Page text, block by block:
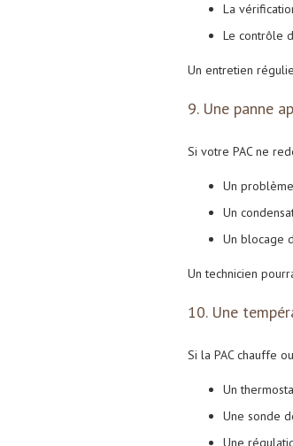
La
Le contrôle
Un entretien
9. Une panne
Si votre PAC ne
Un
Un
Un blocage
Un technicien
10. Une
Si la PAC chauffe
Un
Une sonde
Une